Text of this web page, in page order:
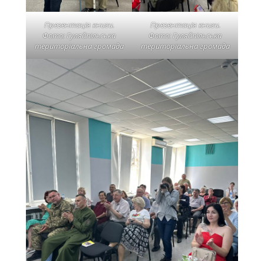
Презентація книги.
Фото: Гуляйпільська
територіальна громада
Презентація книги.
Фото: Гуляйпільська
територіальна громада